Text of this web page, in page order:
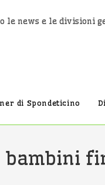
le news e le divisioni
di Spondeticino